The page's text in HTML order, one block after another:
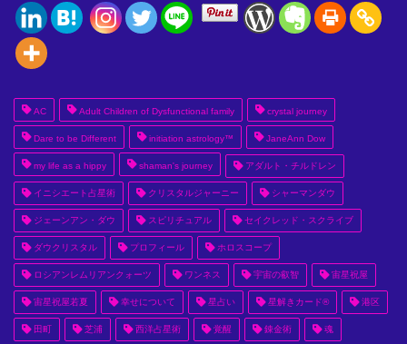
AC Adult Children of Dysfunctional family crystal journey
Dare to be Different initiation astrology™ JaneAnn Dow
my life as a hippy shaman's journey アダルト・チルドレン
イニシエート占星術 クリスタルジャーニー シャーマンダウ
ジェーンアン・ダウ スピリチュアル セイクレッド・スクライブ
ダウクリスタル プロフィール ホロスコープ
ロシアンレムリアンクォーツ ワンネス 宇宙の叡智 宙星祝屋
宙星祝屋若夏 幸せについて 星占い 星解きカード® 港区
田町 芝浦 西洋占星術 覚醒 錬金術 魂